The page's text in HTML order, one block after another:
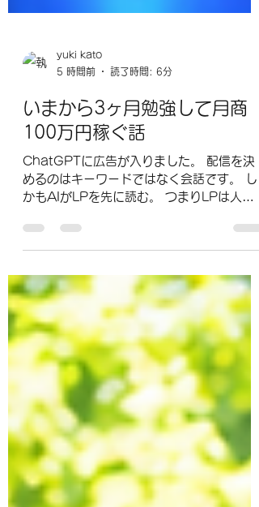
yuki kato
5 時間前
読了時間: 6分
めるのはキーワードではなく会話です。 し
かもAIがLPを先に読む。 つまりLPは人間
とAIの両方に読まれる時代へ。 LP生成と会
話広告管理のセット販売は狙い目だと思いま
す。 最短3ヶ月で専門家になれる領域です…